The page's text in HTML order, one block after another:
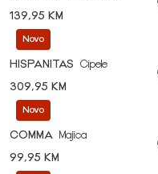
139,95 KM
Novo
HISPANITAS
Cipele
309,95 KM
Novo
COMMA
Majica
99,95 KM